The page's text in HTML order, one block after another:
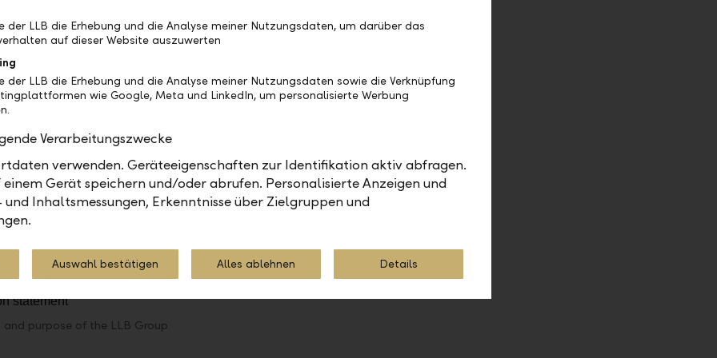
shapes our future. At LLB, trust is not just a single word - it is
and our responsibility.
value-based banking for a sustainable future.
our vision, we emphasise the importance of value-based
principle guides our daily work and decision-making. We are
sustainable success is based on solid values. By combining
with modern banking solutions, we make an active
to a sustainable future. At LLB, we see ourselves not only as
also as a partner that, together with our clients, is pursuing
responsible and sustainable financial world.
and purpose of the LLB Group
der LLB die Erhebung und die Analyse meiner Nutzungsdaten, um darüber das
auf dieser Website auszuwerten
der LLB die Erhebung und die Analyse meiner Nutzungsdaten sowie die Verknüpfung
wie Google, Meta und LinkedIn, um personalisierte Werbung
Verarbeitungszwecke
verwenden. Geräteeigenschaften zur Identifikation aktiv abfragen.
Gerät speichern und/oder abrufen. Personalisierte Anzeigen und
Inhaltsmessungen, Erkenntnisse über Zielgruppen und
Auswahl bestätigen Alles ablehnen Details